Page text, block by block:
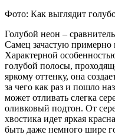
Фото: Как выглядит
Голубой неон –
Самец зачастую
Характерной
голубой полосы,
яркому оттенку, она
за чего как раз и пошло
может отливать слегка
оливковый подтон. От
хвостика идет яркая
быть даже немного шире